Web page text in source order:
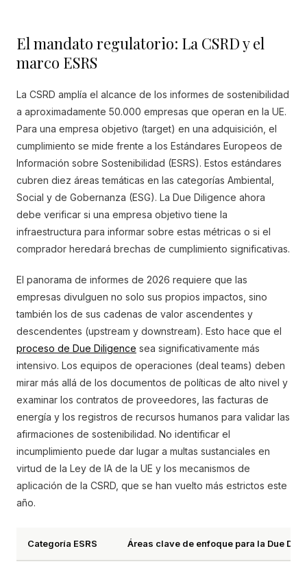
El mandato regulatorio: La CSRD y el
marco ESRS
La CSRD amplía el alcance de los informes de sostenibilidad
a aproximadamente 50.000 empresas que operan en la UE.
Para una empresa objetivo (target) en una adquisición, el
cumplimiento se mide frente a los Estándares Europeos de
Información sobre Sostenibilidad (ESRS). Estos estándares
cubren diez áreas temáticas en las categorías Ambiental,
Social y de Gobernanza (ESG). La Due Diligence ahora
debe verificar si una empresa objetivo tiene la
infraestructura para informar sobre estas métricas o si el
comprador heredará brechas de cumplimiento significativas.
El panorama de informes de 2026 requiere que las
empresas divulguen no solo sus propios impactos, sino
también los de sus cadenas de valor ascendentes y
descendentes (upstream y downstream). Esto hace que el
proceso de Due Diligence sea significativamente más
intensivo. Los equipos de operaciones (deal teams) deben
mirar más allá de los documentos de políticas de alto nivel y
examinar los contratos de proveedores, las facturas de
energía y los registros de recursos humanos para validar las
afirmaciones de sostenibilidad. No identificar el
incumplimiento puede dar lugar a multas sustanciales en
virtud de la Ley de IA de la UE y los mecanismos de
aplicación de la CSRD, que se han vuelto más estrictos este
año.
Categoría ESRS Áreas clave de enfoque para la Due